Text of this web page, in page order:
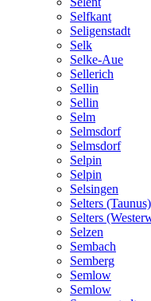
Selfkant
Seligenstadt
Selk
Selke-Aue
Sellerich
Sellin
Sellin
Selm
Selmsdorf
Selmsdorf
Selpin
Selpin
Selsingen
Selters (Taunus)
Selters
Selzen
Sembach
Semberg
Semlow
Semlow